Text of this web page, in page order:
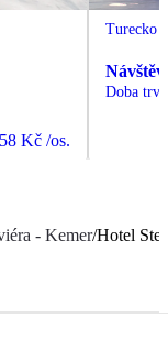
Kč /os.
Turecko
Doba
- Kemer/Hotel